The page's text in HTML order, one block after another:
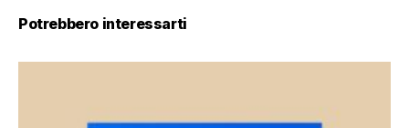
Potrebbero interessarti